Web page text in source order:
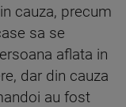
cauza, precum
sa se
aflata in
dar din cauza
au fost